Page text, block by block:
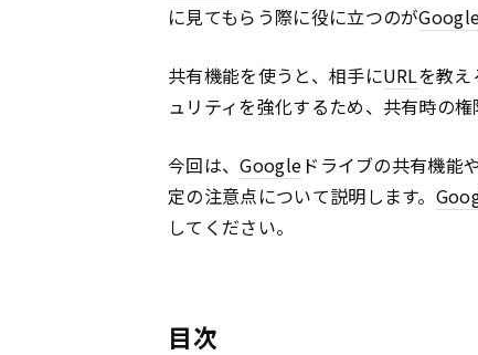
に見てもらう際に役に立つのが
共有機能を使うと、相手にURLを教
ュリティを強化するため、共有時の権
今回は、Googleドライブの共有機能
定の注意点について説明します。
してください。
目次